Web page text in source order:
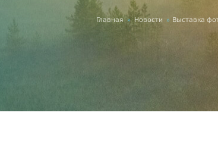
Главная » Новости » Выставка